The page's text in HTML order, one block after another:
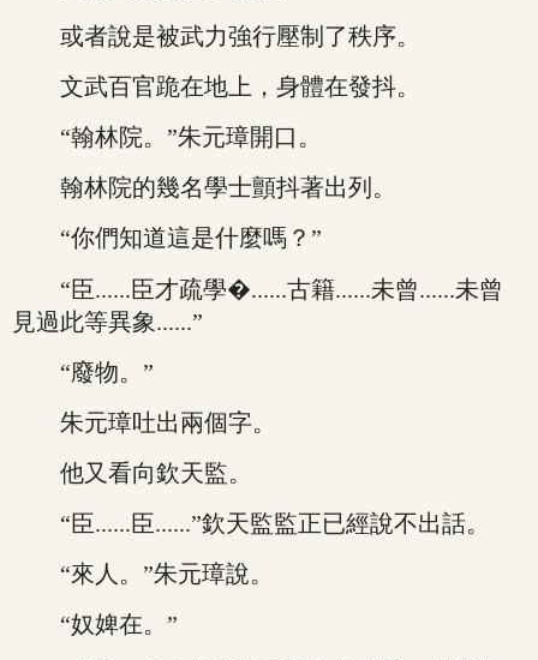
或者說是被武力強行壓制了秩序。
文武百官跪在地上，身體在發抖。
“翰林院。”朱元璋開口。
翰林院的幾名學士顫抖著出列。
“你們知道這是什麼嗎？”
“臣......臣才疏學�......古籍......未曾......未曾
見過此等異象......”
“廢物。”
朱元璋吐出兩個字。
他又看向欽天監。
“臣......臣......”欽天監監正已經說不出話。
“來人。”朱元璋說。
“奴婢在。”